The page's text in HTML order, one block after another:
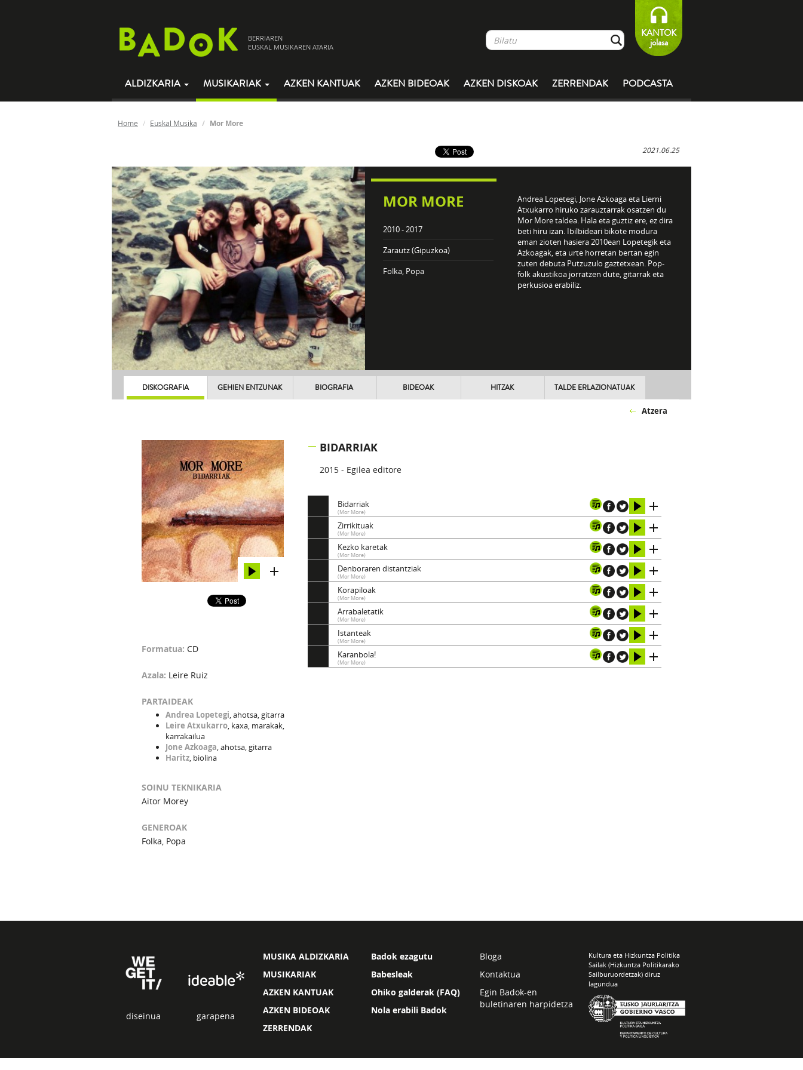
BERRIAREN
EUSKAL MUSIKAREN ATARIA
KANTOK
jolasa
ALDIZKARIA MUSIKARIAK AZKEN KANTUAK AZKEN BIDEOAK AZKEN DISKOAK ZERRENDAK PODCASTA
Home Euskal Musika Mor More
2021.06.25
MOR MORE
2010 - 2017
Zarautz (Gipuzkoa)
Folka, Popa
Andrea Lopetegi, Jone Azkoaga eta Lierni
Atxukarro hiruko zarauztarrak osatzen du
Mor More taldea. Hala eta guztiz ere, ez dira
beti hiru izan. Ibilbideari bikote modura
eman zioten hasiera 2010­ean Lopetegik eta
Azkoagak, eta urte horretan bertan egin
zuten debuta Putzuzulo gaztetxean. Pop-
folk akustikoa jorratzen dute, gitarrak eta
perkusioa erabiliz.
DISKOGRAFIA GEHIEN ENTZUNAK BIOGRAFIA BIDEOAK HITZAK TALDE ERLAZIONATUAK
Atzera
Formatua: CD
Azala: Leire Ruiz
PARTAIDEAK
Andrea Lopetegi, ahotsa, gitarra
Leire Atxukarro, kaxa, marakak,
karrakailua
Jone Azkoaga, ahotsa, gitarra
Haritz, biolina
SOINU TEKNIKARIA
Aitor Morey
GENEROAK
Folka, Popa
BIDARRIAK
2015 - Egilea editore
Bidarriak
(Mor More)
Zirrikituak
(Mor More)
Kezko karetak
(Mor More)
Denboraren distantziak
(Mor More)
Korapiloak
(Mor More)
Arrabaletatik
(Mor More)
Istanteak
(Mor More)
Karanbola!
(Mor More)
diseinua garapena
MUSIKA ALDIZKARIA
MUSIKARIAK
AZKEN KANTUAK
AZKEN BIDEOAK
ZERRENDAK
Badok ezagutu
Babesleak
Ohiko galderak (FAQ)
Nola erabili Badok
Bloga
Kontaktua
Egin Badok-en
buletinaren harpidetza
Kultura eta Hizkuntza Politika
Sailak (Hizkuntza Politikarako
Sailburuordetzak) diruz
lagundua